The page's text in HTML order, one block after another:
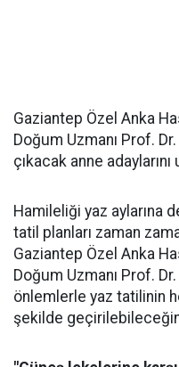
Gaziantep Özel Anka
Doğum Uzmanı Prof.
çıkacak anne adaylarını
Hamileliği yaz aylarına
tatil planları zaman
Gaziantep Özel Anka
Doğum Uzmanı Prof.
önlemlerle yaz tatilinin
şekilde